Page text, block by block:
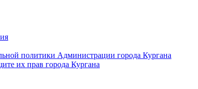
политики Администрации города Кургана
их прав города Кургана